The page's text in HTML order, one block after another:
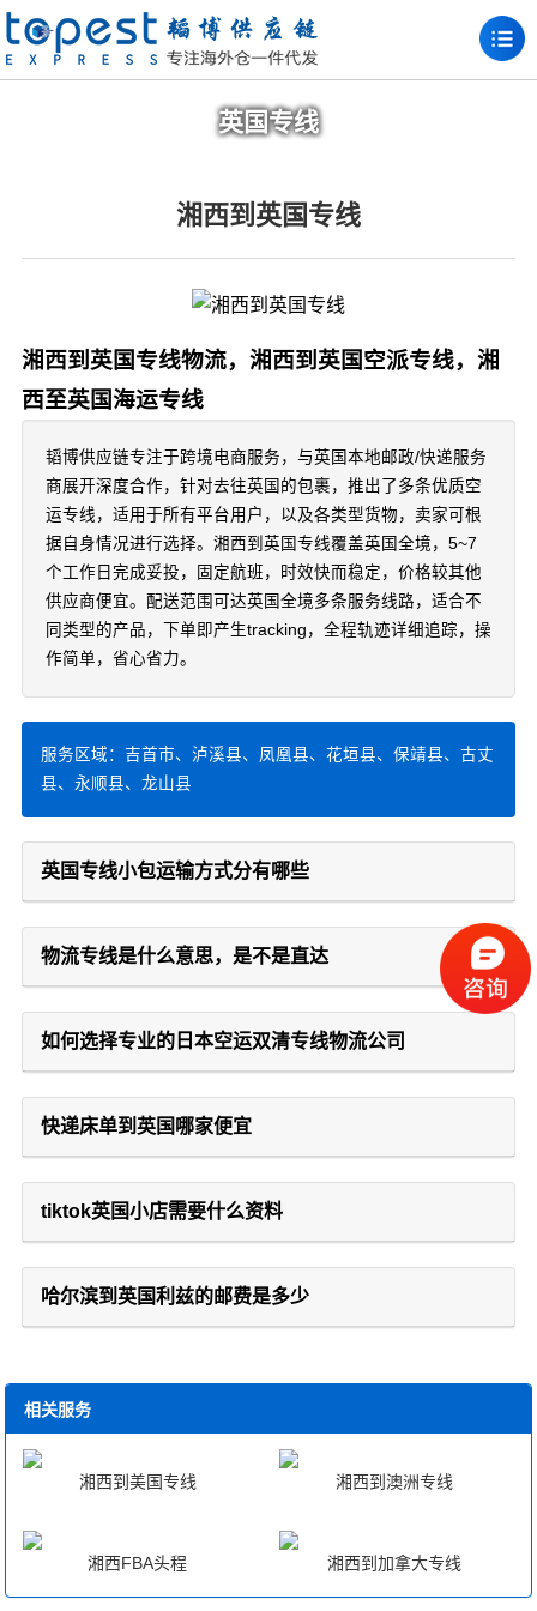
英国专线
湘西到英国专线
湘西到英国专线物流，湘西到英国空派专线，湘
西至英国海运专线
韬博供应链专注于跨境电商服务，与英国本地邮政/快递服务
商展开深度合作，针对去往英国的包裹，推出了多条优质空
运专线，适用于所有平台用户，以及各类型货物，卖家可根
据自身情况进行选择。湘西到英国专线覆盖英国全境，5~7
个工作日完成妥投，固定航班，时效快而稳定，价格较其他
供应商便宜。配送范围可达英国全境多条服务线路，适合不
同类型的产品，下单即产生tracking，全程轨迹详细追踪，操
作简单，省心省力。
服务区域：吉首市、泸溪县、凤凰县、花垣县、保靖县、古丈
县、永顺县、龙山县
英国专线小包运输方式分有哪些
物流专线是什么意思，是不是直达
如何选择专业的日本空运双清专线物流公司
快递床单到英国哪家便宜
tiktok英国小店需要什么资料
哈尔滨到英国利兹的邮费是多少
相关服务
湘西到美国专线 湘西到澳洲专线
湘西FBA头程 湘西到加拿大专线